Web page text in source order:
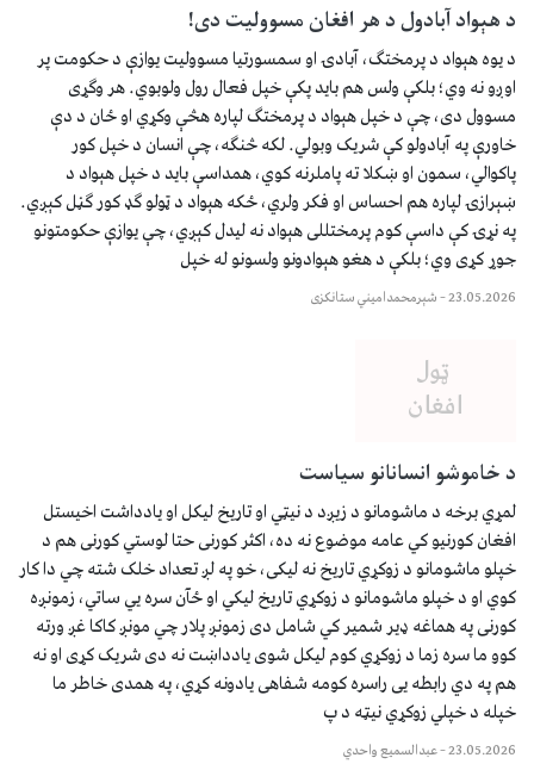
د هېواد آبادول د هر افغان مسوولیت دی!
د یوه هېواد د پرمختګ، آبادۍ او سمسورتیا مسوولیت یوازې د حکومت پر
اوږو نه وي؛ بلکې ولس هم باید پکې خپل فعال رول ولوبوي. هر وګړی
مسوول دی، چې د خپل هېواد د پرمختګ لپاره هڅې وکړي او ځان د دې
خاورې په آبادولو کې شریک وبولي. لکه څنګه، چې انسان د خپل کور
پاکوالي، سمون او ښکلا ته پاملرنه کوي، همداسې باید د خپل هېواد د
ښېرازۍ لپاره هم احساس او فکر ولري، ځکه هېواد د ټولو ګډ کور ګڼل کېږي.
په نړۍ کې داسې کوم پرمختللی هېواد نه لیدل کېږي، چې یوازې حکومتونو
جوړ کړی وي؛ بلکې د هغو هېوادونو ولسونو له خپل
23.05.2026
–شېرمحمدامیني ستانکزی
د خاموشو انسانانو سیاست
لمړي برخه د ماشومانو د زیږد د نیټي او تاریخ لیکل او یادداشت اخیستل
افغان کورنیو کي عامه موضوع نه ده، اکثر کورنی حتا لوستي کورنی هم د
خپلو ماشومانو د زوکړي تاریخ نه لیکی، خو په لږ تعداد خلک شته چي دا کار
کوي او د خپلو ماشومانو د زوکړي تاریخ لیکي او ځآن سره يي ساتي، زمونږه
کورنی په هماغه ډیر شمیر کي شامل دی زمونږ پلار چي مونږ کاکا غږ ورته
کوو ما سره زما د زوکړي کوم لیکل شوی یادداښت نه دی شریک کړی او نه
هم په دي رابطه يی راسره کومه شفاهی یادونه کړي، په همدی خاطر ما
خپله د خپلي زوکړي نیټه د پ
23.05.2026
–عبدالسمیع واحدي